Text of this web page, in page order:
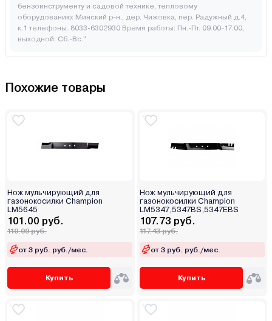
бензоинструменту и садовой технике, тепловому
оборудованию: Минский р-н., дер. Чижовка, пер. Радужный д.4,
к.1 телефоны. 8033-6302930 Время работы: Пн.-Пт. 09.00-17.00,
выходной: Cб.-Вс."
Похожие товары
Нож мульчирующий для
газонокосилки Champion
LM5645
101.00 руб.
110.09 руб.
от 3 руб. руб./мес.
Купить
Нож мульчирующий для
газонокосилки Champion
LM5347,5347BS,5347EBS
107.73 руб.
117.43 руб.
от 3 руб. руб./мес.
Купить